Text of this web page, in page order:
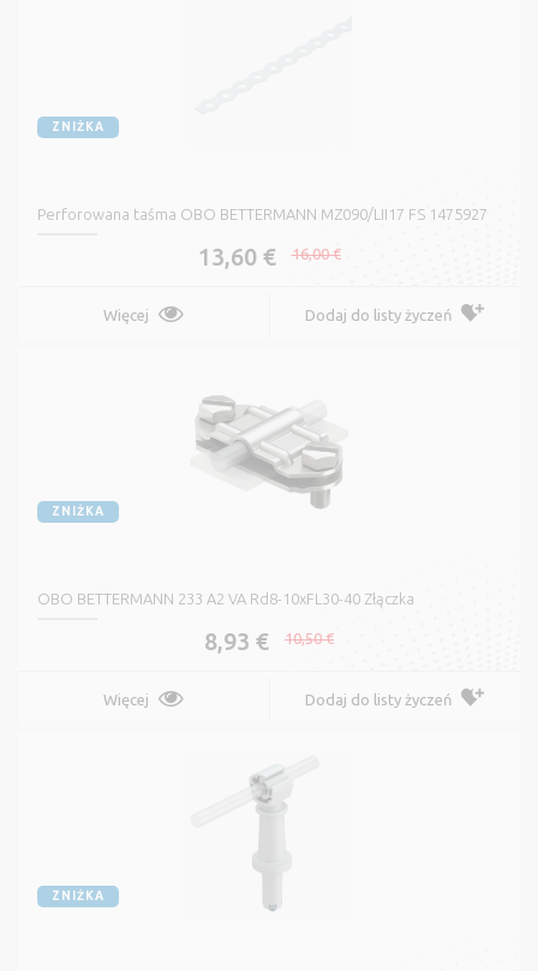
ZNIŻKA
Perforowana taśma OBO BETTERMANN MZ090/LII17 FS 1475927
13,60 € 16,00 €
Więcej Dodaj do listy życzeń
ZNIŻKA
OBO BETTERMANN 233 A2 VA Rd8-10xFL30-40 Złączka
8,93 € 10,50 €
Więcej Dodaj do listy życzeń
ZNIŻKA